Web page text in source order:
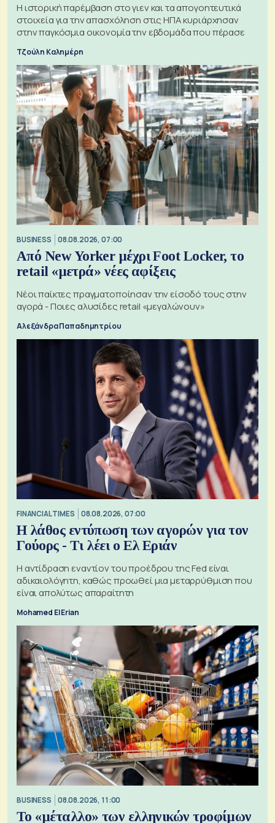
Η ιστορική παρέμβαση στο γιεν και τα απογοητευτικά
στοιχεία για την απασχόληση στις ΗΠΑ κυριάρχησαν
στην παγκόσμια οικονομία την εβδομάδα που πέρασε
Τζούλη Καλημέρη
BUSINESS 08.08.2026, 07:00
Από New Yorker μέχρι Foot Locker, το
retail «μετρά» νέες αφίξεις
Νέοι παίκτες πραγματοποίησαν την είσοδό τους στην
αγορά - Ποιες αλυσίδες retail «μεγαλώνουν»
Αλεξάνδρα Παπαδημητρίου
FINANCIAL TIMES 08.08.2026, 07:00
Η λάθος εντύπωση των αγορών για τον
Γούορς - Τι λέει ο Ελ Εριάν
Η αντίδραση εναντίον του προέδρου της Fed είναι
αδικαιολόγητη, καθώς προωθεί μια μεταρρύθμιση που
είναι απολύτως απαραίτητη
Mohamed El Erian
BUSINESS 08.08.2026, 11:00
Το «μέταλλο» των ελληνικών τροφίμων